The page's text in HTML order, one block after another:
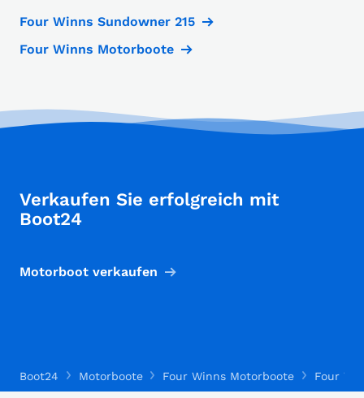
Four Winns Sundowner 215
Four Winns Motorboote
Verkaufen Sie erfolgreich mit
Boot24
Motorboot verkaufen
Boot24 Motorboote Four Winns Motorboote Four